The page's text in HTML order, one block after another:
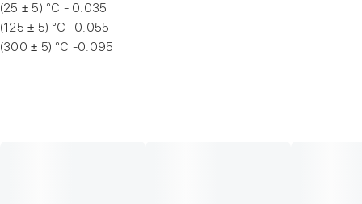
(25 ± 5) °С - 0.035
(125 ± 5) °С- 0.055
(300 ± 5) °С -0.095